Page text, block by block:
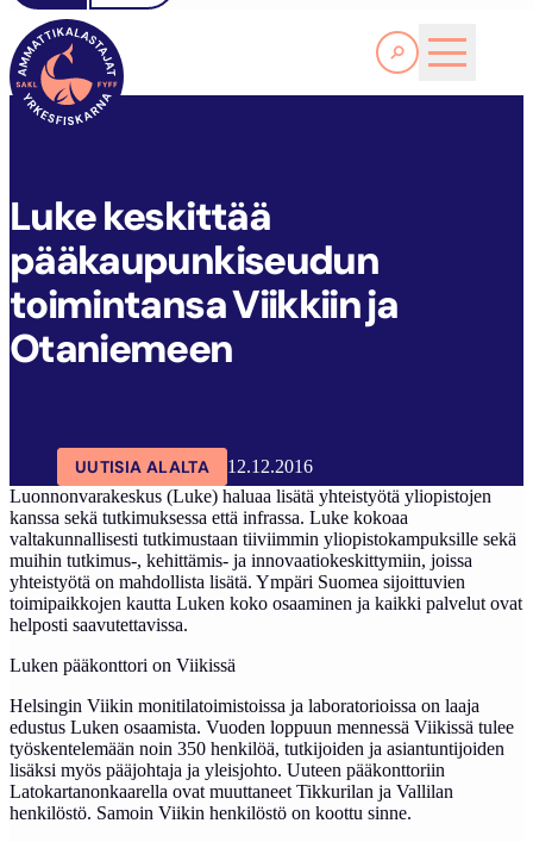
Lue lisää
SAKL
Luke keskittää
pääkaupunkiseudun
toimintansa Viikkiin ja
Otaniemeen
UUTISIA ALALTA
12.12.2016
Luonnonvarakeskus (Luke) haluaa lisätä yhteistyötä yliopistojen
kanssa sekä tutkimuksessa että infrassa. Luke kokoaa
valtakunnallisesti tutkimustaan tiiviimmin yliopistokampuksille sekä
muihin tutkimus-, kehittämis- ja innovaatiokeskittymiin, joissa
yhteistyötä on mahdollista lisätä. Ympäri Suomea sijoittuvien
toimipaikkojen kautta Luken koko osaaminen ja kaikki palvelut ovat
helposti saavutettavissa.
Luken pääkonttori on Viikissä
Helsingin Viikin monitilatoimistoissa ja laboratorioissa on laaja
edustus Luken osaamista. Vuoden loppuun mennessä Viikissä tulee
työskentelemään noin 350 henkilöä, tutkijoiden ja asiantuntijoiden
lisäksi myös pääjohtaja ja yleisjohto. Uuteen pääkonttoriin
Latokartanonkaarella ovat muuttaneet Tikkurilan ja Vallilan
henkilöstö. Samoin Viikin henkilöstö on koottu sinne.